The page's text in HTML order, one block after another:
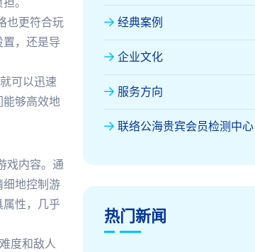
也更符合玩
，还是导
可以迅速
能够高效地
戏内容。通
细地控制游
性，几乎
度和敌人
经典案例
企业文化
服务方向
联络公海贵宾会员检测中心
热门新闻